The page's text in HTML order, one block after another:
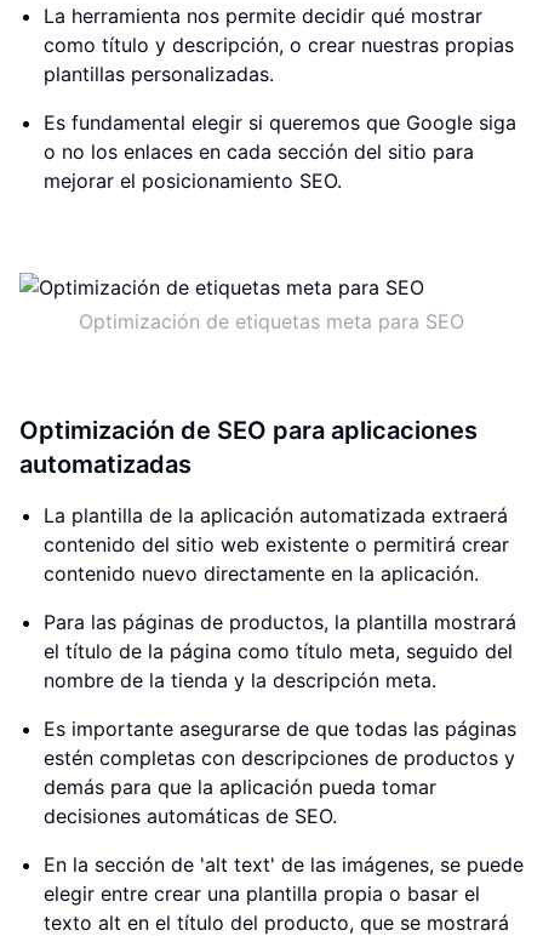
La herramienta nos permite decidir qué mostrar
como título y descripción, o crear nuestras propias
plantillas personalizadas.
Es fundamental elegir si queremos que Google siga
o no los enlaces en cada sección del sitio para
mejorar el posicionamiento SEO.
Optimización de etiquetas meta para SEO
Optimización de SEO para aplicaciones
automatizadas
La plantilla de la aplicación automatizada extraerá
contenido del sitio web existente o permitirá crear
contenido nuevo directamente en la aplicación.
Para las páginas de productos, la plantilla mostrará
el título de la página como título meta, seguido del
nombre de la tienda y la descripción meta.
Es importante asegurarse de que todas las páginas
estén completas con descripciones de productos y
demás para que la aplicación pueda tomar
decisiones automáticas de SEO.
En la sección de 'alt text' de las imágenes, se puede
elegir entre crear una plantilla propia o basar el
texto alt en el título del producto, que se mostrará